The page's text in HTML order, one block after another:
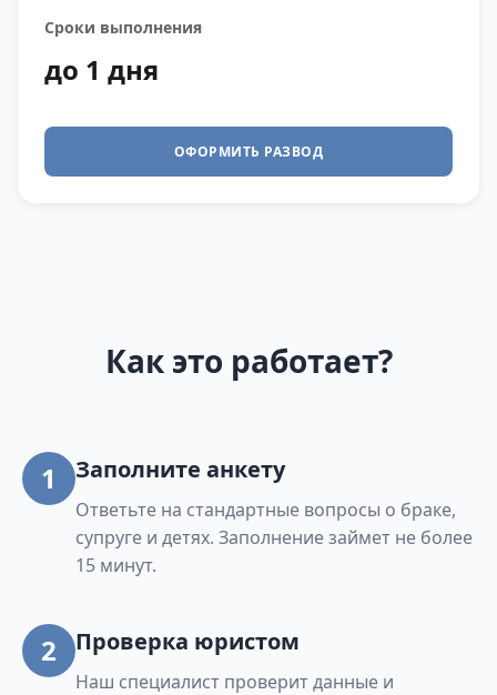
Сроки выполнения
до 1 дня
ОФОРМИТЬ РАЗВОД
Как это работает?
1 Заполните анкету
Ответьте на стандартные вопросы о браке,
супруге и детях. Заполнение займет не более
15 минут.
2 Проверка юристом
Наш специалист проверит данные и